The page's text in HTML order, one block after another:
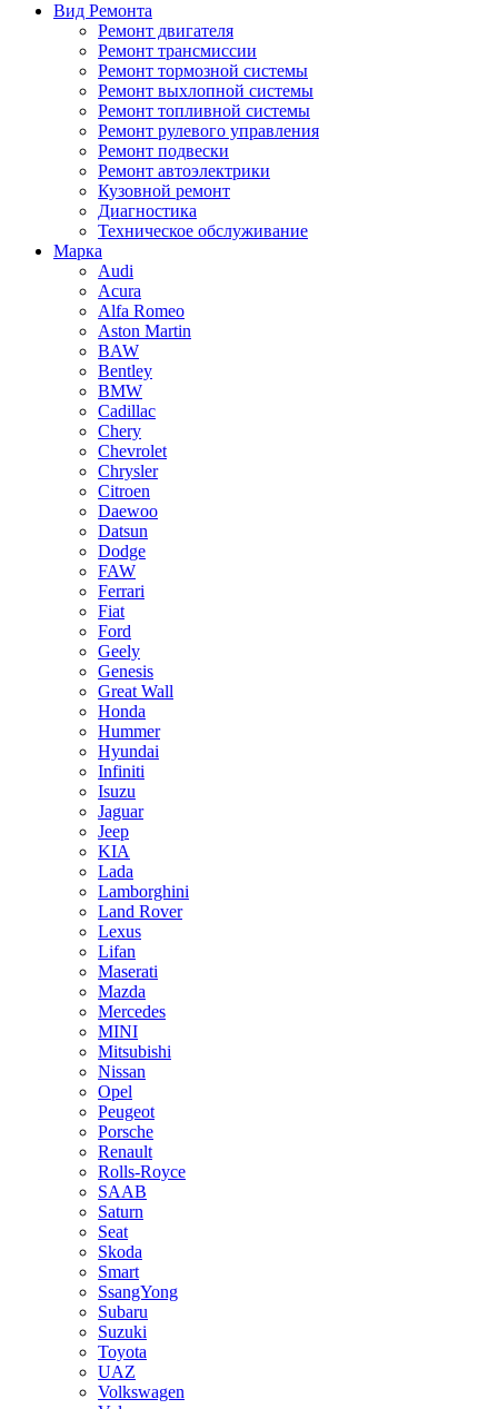
Вид Ремонта
Ремонт двигателя
Ремонт трансмиссии
Ремонт тормозной системы
Ремонт выхлопной системы
Ремонт топливной системы
Ремонт рулевого управления
Ремонт подвески
Ремонт автоэлектрики
Кузовной ремонт
Диагностика
Техническое обслуживание
Марка
Audi
Acura
Alfa Romeo
Aston Martin
BAW
Bentley
BMW
Cadillac
Chery
Chevrolet
Chrysler
Citroen
Daewoo
Datsun
Dodge
FAW
Ferrari
Fiat
Ford
Geely
Genesis
Great Wall
Honda
Hummer
Hyundai
Infiniti
Isuzu
Jaguar
Jeep
KIA
Lada
Lamborghini
Land Rover
Lexus
Lifan
Maserati
Mazda
Mercedes
MINI
Mitsubishi
Nissan
Opel
Peugeot
Porsche
Renault
Rolls-Royce
SAAB
Saturn
Seat
Skoda
Smart
SsangYong
Subaru
Suzuki
Toyota
UAZ
Volkswagen